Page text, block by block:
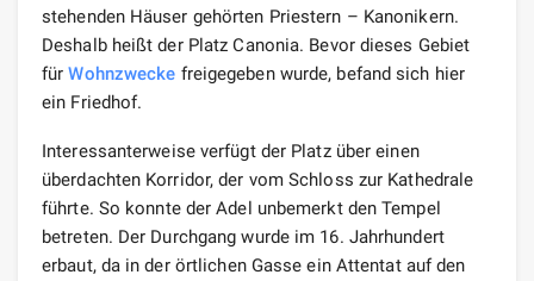
stehenden Häuser gehörten Priestern – Kanonikern.
Deshalb heißt der Platz Canonia. Bevor dieses Gebiet
fürWohnzwecke freigegeben wurde, befand sich hier
ein Friedhof.
Interessanterweise verfügt der Platz über einen
überdachten Korridor, der vom Schloss zur Kathedrale
führte. So konnte der Adel unbemerkt den Tempel
betreten. Der Durchgang wurde im 16. Jahrhundert
erbaut, da in der örtlichen Gasse ein Attentat auf den